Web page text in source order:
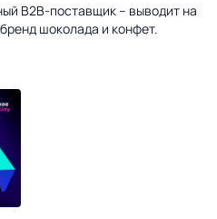
B2B-поставщик – выводит на
шоколада и конфет.